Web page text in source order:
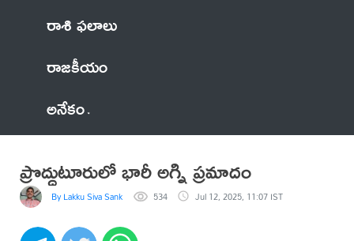
రాశి ఫలాలు
రాజకీయం
అనేకం
ప్రొద్దుటూరులో భారీ అగ్ని ప్రమాదం
By Lakku Siva Sankar Reddy534 Jul 12, 2025, 11:07 IST